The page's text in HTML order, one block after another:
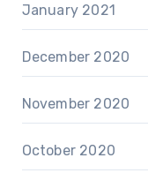
January 2021
December 2020
November 2020
October 2020